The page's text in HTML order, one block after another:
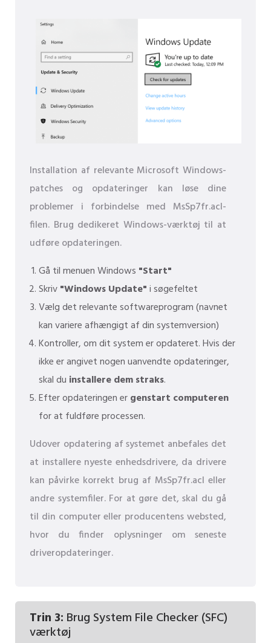
Installation af relevante Microsoft Windows-
patches og opdateringer kan løse dine
problemer i forbindelse med MsSp7fr.acl-
filen. Brug dedikeret Windows-værktøj til at
udføre opdateringen.
Gå til menuen Windows "Start"
Skriv"Windows Update"i søgefeltet
Vælg det relevante softwareprogram (navnet
kan variere afhængigt af din systemversion)
Kontroller, om dit system er opdateret. Hvis der
ikke er angivet nogen uanvendte opdateringer,
skal du installere dem straks.
Efter opdateringen ergenstart computeren
for at fuldføre processen.
Udover opdatering af systemet anbefales det
at installere nyeste enhedsdrivere, da drivere
kan påvirke korrekt brug af MsSp7fr.acl eller
andre systemfiler. For at gøre det, skal du gå
til din computer eller producentens websted,
hvor du finder oplysninger om seneste
driveropdateringer.
Trin 3: Brug System File Checker (SFC)
værktøj